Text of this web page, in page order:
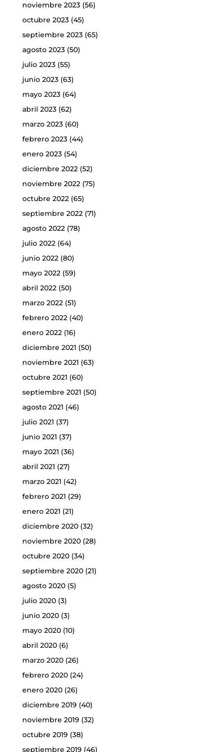
noviembre 2023(56)
octubre 2023(45)
septiembre 2023(65)
agosto 2023(50)
julio 2023(55)
junio 2023(63)
mayo 2023(64)
abril 2023(62)
marzo 2023(60)
febrero 2023(44)
enero 2023(54)
diciembre 2022(52)
noviembre 2022(75)
octubre 2022(65)
septiembre 2022(71)
agosto 2022(78)
julio 2022(64)
junio 2022(80)
mayo 2022(59)
abril 2022(50)
marzo 2022(51)
febrero 2022(40)
enero 2022(16)
diciembre 2021 (50)
noviembre 2021 (63)
octubre 2021 (60)
septiembre 2021 (50)
agosto 2021 (46)
julio 2021 (37)
junio 2021 (37)
mayo 2021 (36)
abril 2021 (27)
marzo 2021 (42)
febrero 2021 (29)
enero 2021 (21)
diciembre 2020(32)
noviembre 2020(28)
octubre 2020(34)
septiembre 2020(21)
agosto 2020(5)
julio 2020(3)
junio 2020(3)
mayo 2020(10)
abril 2020(6)
marzo 2020(26)
febrero 2020(24)
enero 2020(26)
diciembre 2019 (40)
noviembre 2019 (32)
octubre 2019 (38)
septiembre 2019 (46)